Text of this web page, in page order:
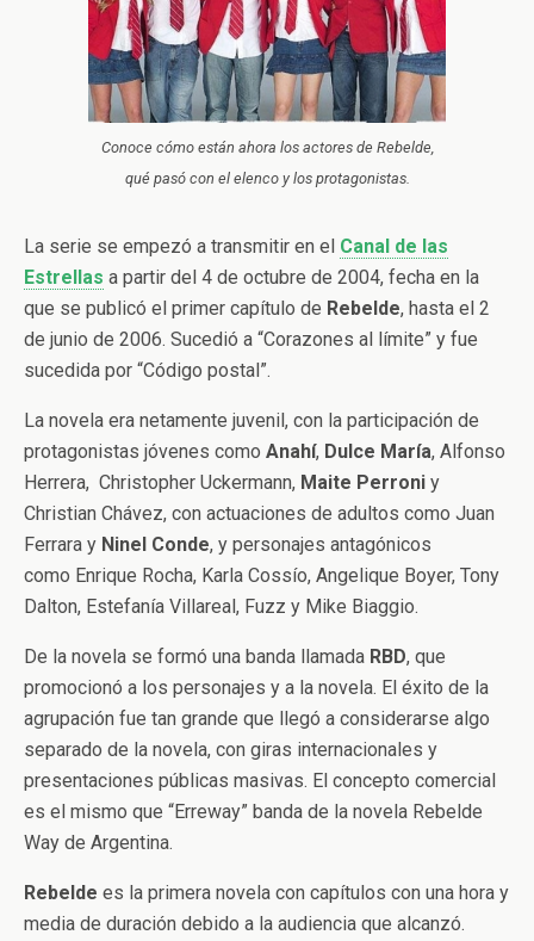
Conoce cómo están ahora los actores de Rebelde,
qué pasó con el elenco y los protagonistas.
La serie se empezó a transmitir en el Canal de las
Estrellas a partir del 4 de octubre de 2004, fecha en la
que se publicó el primer capítulo de Rebelde, hasta el 2
de junio de 2006. Sucedió a “Corazones al límite” y fue
sucedida por “Código postal”.
La novela era netamente juvenil, con la participación de
protagonistas jóvenes como Anahí, Dulce María, Alfonso
Herrera, Christopher Uckermann, Maite Perroni y
Christian Chávez, con actuaciones de adultos como Juan
Ferrara y Ninel Conde, y personajes antagónicos
como Enrique Rocha, Karla Cossío, Angelique Boyer, Tony
Dalton, Estefanía Villareal, Fuzz y Mike Biaggio.
De la novela se formó una banda llamada RBD, que
promocionó a los personajes y a la novela. El éxito de la
agrupación fue tan grande que llegó a considerarse algo
separado de la novela, con giras internacionales y
presentaciones públicas masivas. El concepto comercial
es el mismo que “Erreway” banda de la novela Rebelde
Way de Argentina.
Rebelde es la primera novela con capítulos con una hora y
media de duración debido a la audiencia que alcanzó.